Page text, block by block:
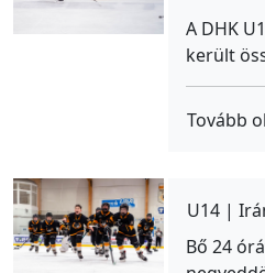
A DHK
került
Tovább
U14 |
Bő 24